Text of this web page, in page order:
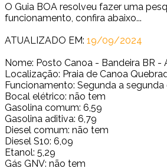
O Guia BOA resolveu fazer uma
funcionamento, confira abaixo...
ATUALIZADO EM: 19/09/2024
Nome: Posto Canoa - Bandeira BR
Localização: Praia de Canoa
Funcionamento: Segunda a
Bocal elétrico: não tem
Gasolina comum: 6,59
Gasolina aditiva: 6,79
Diesel comum: não tem
Diesel S10: 6,09
Etanol: 5,29
Gás GNV: não tem